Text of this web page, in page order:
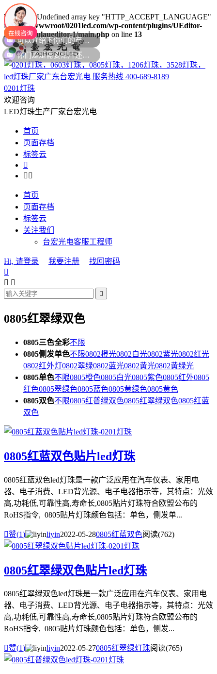
Warning
: Undefined array key "HTTP_ACCEPT_LANGUAGE"
in/www/wwwroot/0201led.com/wp-content/plugins/UEditor-
KityFormulaueditor-1/main.php on line 13
0201灯珠
欢迎咨询
LED灯珠生产厂家台宏光电
首页
页面存档
标签云

 
首页
页面存档
标签云
关注我们
台宏光电客服工程师
Hi, 请登录 我要注册
找回密码

 

0805红翠绿双色
0805三色全彩不限
0805侧发单色不限0802橙光0802白光0802紫光0802红光
0802红外灯0802翠绿0802蓝光0802黄光0802黄绿光
0805单色不限0805橙色0805白光0805紫色0805红外0805
红色0805翠绿色0805蓝色0805黄绿色0805黄色
0805双色不限0805红普绿双色0805红翠绿双色0805红蓝
双色
0805红蓝双色贴片led灯珠
0805红蓝双色led灯珠是一款广泛应用在汽车仪表、家用电
器、电子消费、LED背光源、电子电器指示等，其特点：光效
高,功耗低,可靠性高,寿命长,0805贴片灯珠符合欧盟公布的
RoHS指令, 0805贴片灯珠颜色包括：单色，侧发单...
赞(1) liyin2022-05-280805红蓝双色阅读(762)
0805红翠绿双色贴片led灯珠
0805红翠绿双色led灯珠是一款广泛应用在汽车仪表、家用电
器、电子消费、LED背光源、电子电器指示等，其特点：光效
高,功耗低,可靠性高,寿命长,0805贴片灯珠符合欧盟公布的
RoHS指令, 0805贴片灯珠颜色包括：单色，侧发...
赞(1) liyin2022-05-270805红翠绿灯珠阅读(765)
你们是是需要贴片还是插件灯珠呢？